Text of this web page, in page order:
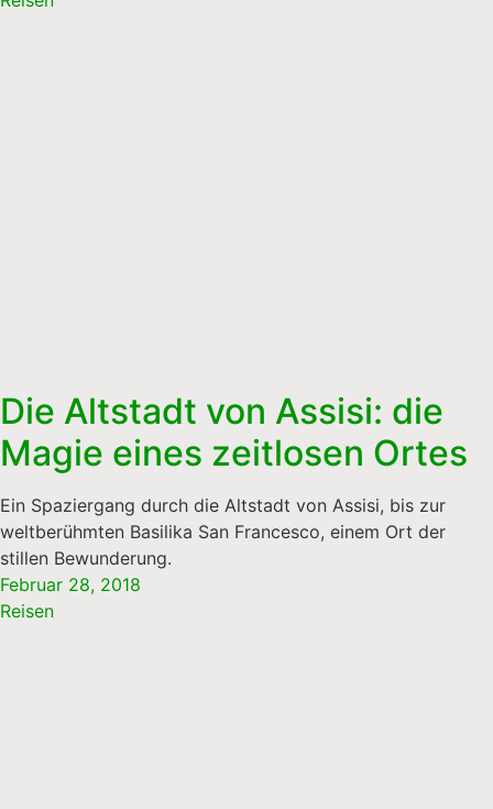
Die Altstadt von Assisi: die
Magie eines zeitlosen Ortes
Ein Spaziergang durch die Altstadt von Assisi, bis zur
weltberühmten Basilika San Francesco, einem Ort der
stillen Bewunderung.
Februar 28, 2018
Reisen